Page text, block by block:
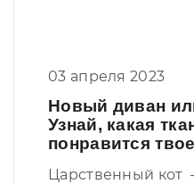
03 апреля 2023
Новый диван
Узнай, какая
понравится
Царственный кот